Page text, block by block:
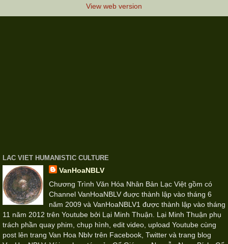
View web version
LAC VIET HUMANISTIC CULTURE
VanHoaNBLV
Chương Trình Văn Hóa Nhân Bản Lạc Việt gồm có
Channel VanHoaNBLV đuợc thành lập vào tháng 6
năm 2009 và VanHoaNBLV1 được thành lập vào tháng
11 năm 2012 trên Youtube bởi Lại Minh Thuận. Lại Minh Thuận phụ
trách phần quay phim, chụp hình, edit video, upload Youtube cùng
post lên trang Van Hoa Nblv trên Facebook, Twitter và trang blog